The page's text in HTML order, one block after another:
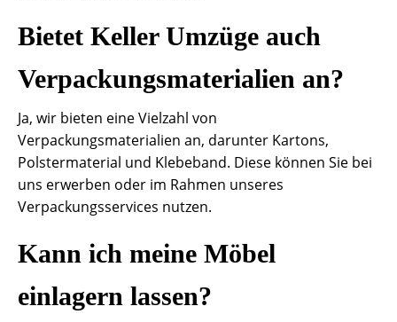
Bietet Keller Umzüge auch
Verpackungsmaterialien an?
Ja, wir bieten eine Vielzahl von
Verpackungsmaterialien an, darunter Kartons,
Polstermaterial und Klebeband. Diese können Sie bei
uns erwerben oder im Rahmen unseres
Verpackungsservices nutzen.
Kann ich meine Möbel
einlagern lassen?